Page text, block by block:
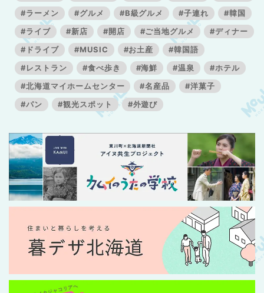
#ラーメン
#グルメ #B級グルメ #子連れ
#韓国
#ライブ
#新店 #開店 #ご当地グルメ
#ディナー
#ドライブ
#MUSIC #お土産
#韓国語
#レストラン
#食べ歩き #海鮮 #温泉
#ホテル
#北海道マイホームセンター
#名産品
#洋菓子
#パン
#観光スポット #外遊び